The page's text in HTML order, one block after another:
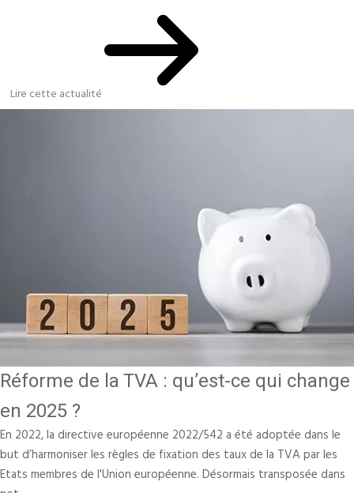
Lire cette actualité
Réforme de la TVA : qu’est-ce qui change
en 2025 ?
En 2022, la directive européenne 2022/542 a été adoptée dans le
but d’harmoniser les règles de fixation des taux de la TVA par les
Etats membres de l'Union européenne. Désormais transposée dans